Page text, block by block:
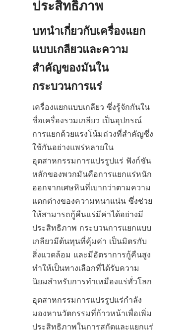
ประสิทธิภาพ
บทนำเกี่ยวกับเครื่องแยก
แบบเกลียวและความ
สำคัญของมันใน
กระบวนการแร่
เครื่องแยกแบบเกลียว ซึ่งรู้จักกันใน
ชื่อเครื่องรวมเกลียว เป็นอุปกรณ์
การแยกด้วยแรงโน้มถ่วงที่สำคัญซึ่ง
ใช้กันอย่างแพร่หลายใน
อุตสาหกรรมการแปรรูปแร่ ฟังก์ชัน
หลักของพวกมันคือการแยกแร่หนัก
ออกจากเศษหินที่เบากว่าตามความ
แตกต่างของความหนาแน่น ซึ่งช่วย
ให้สามารถกู้คืนแร่มีค่าได้อย่างมี
ประสิทธิภาพ กระบวนการแยกแบบ
เกลียวมีต้นทุนที่คุ้มค่า เป็นมิตรกับ
สิ่งแวดล้อม และมีอัตราการกู้คืนสูง
ทำให้เป็นทางเลือกที่ได้รับความ
นิยมสำหรับการทำเหมืองแร่ทั่วโลก
อุตสาหกรรมการแปรรูปแร่กำลัง
มองหานวัตกรรมที่ก้าวหน้าเพื่อเพิ่ม
ประสิทธิภาพในการสกัดและแยกแร่